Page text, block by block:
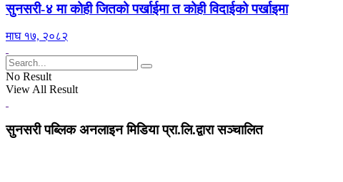
सुनसरी-४ मा कोही जितको पर्खाईमा त कोही विदाईको पर्खाइमा
माघ १७, २०८२
No Result
View All Result
सुनसरी पब्लिक अनलाइन मिडिया प्रा.लि.द्वारा सञ्चालित